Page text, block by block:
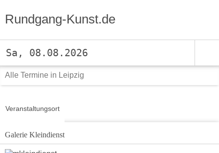
Rundgang-Kunst.de
Sa, 08.08.2026
Alle Termine in Leipzig
Veranstaltungsort
Galerie Kleindienst